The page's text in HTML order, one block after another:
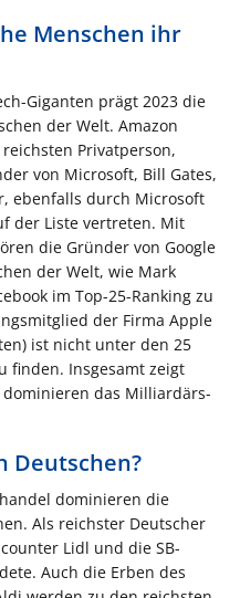
Menschen ihr
Giganten prägt 2023 die
der Welt. Amazon
Privatperson,
von Microsoft, Bill Gates,
ebenfalls durch Microsoft
der Liste vertreten. Mit
die Gründer von Google
der Welt, wie Mark
im Top-25-Ranking zu
der Firma Apple
ist nicht unter den 25
finden. Insgesamt zeigt
das Milliardärs-
Deutschen?
dominieren die
Als reichster Deutscher
Lidl und die SB-
Auch die Erben des